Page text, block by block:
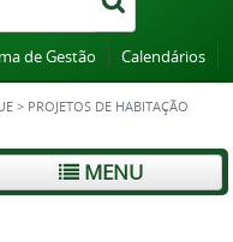
de Gestão Calendários
> PROJETOS DE HABITAÇÃO
MENU